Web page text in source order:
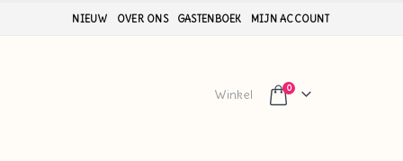
NIEUW OVER ONS GASTENBOEK MIJN ACCOUNT
Winkel 0